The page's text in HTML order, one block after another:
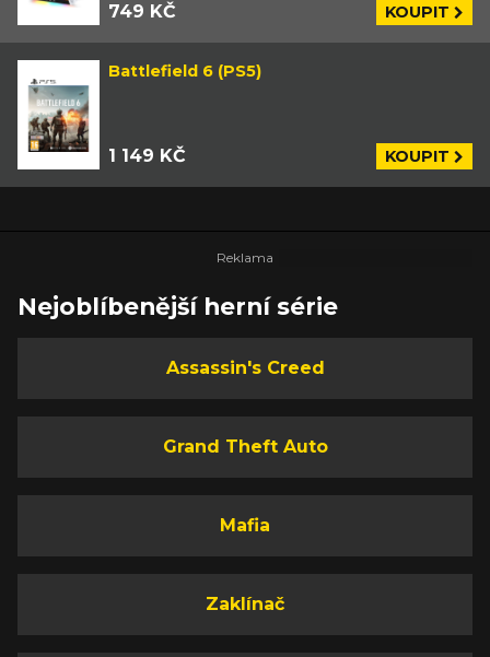
749 KČ KOUPIT
Battlefield 6 (PS5)
1 149 KČ KOUPIT
Nejoblíbenější herní série
Assassin's Creed
Grand Theft Auto
Mafia
Zaklínač